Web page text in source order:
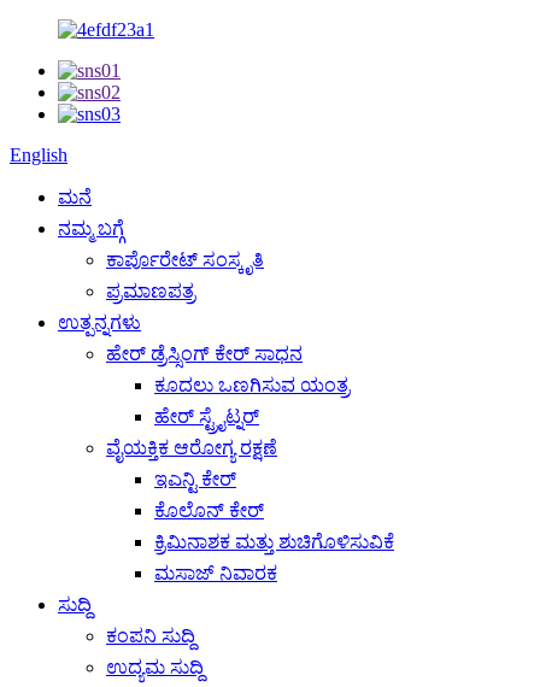
English
ಮನೆ
ನಮ್ಮ ಬಗ್ಗೆ
ಕಾರ್ಪೊರೇಟ್ ಸಂಸ್ಕೃತಿ
ಪ್ರಮಾಣಪತ್ರ
ಉತ್ಪನ್ನಗಳು
ಹೇರ್ ಡ್ರೆಸ್ಸಿಂಗ್ ಕೇರ್ ಸಾಧನ
ಕೂದಲು ಒಣಗಿಸುವ ಯಂತ್ರ
ಹೇರ್ ಸ್ಟ್ರೈಟ್ನರ್
ವೈಯಕ್ತಿಕ ಆರೋಗ್ಯ ರಕ್ಷಣೆ
ಇಎನ್ಟಿ ಕೇರ್
ಕೊಲೊನ್ ಕೇರ್
ಕ್ರಿಮಿನಾಶಕ ಮತ್ತು ಶುಚಿಗೊಳಿಸುವಿಕೆ
ಮಸಾಜ್ ನಿವಾರಕ
ಸುದ್ದಿ
ಕಂಪನಿ ಸುದ್ದಿ
ಉದ್ಯಮ ಸುದ್ದಿ